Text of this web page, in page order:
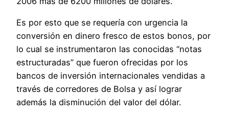
Es por esto que se requería con urgencia la
conversión en dinero fresco de estos bonos, por
lo cual se instrumentaron las conocidas “notas
estructuradas” que fueron ofrecidas por los
bancos de inversión internacionales vendidas a
través de corredores de Bolsa y así lograr
además la disminución del valor del dólar.